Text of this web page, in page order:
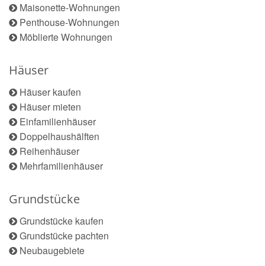
Maisonette-Wohnungen
Penthouse-Wohnungen
Möblierte Wohnungen
Häuser
Häuser kaufen
Häuser mieten
Einfamilienhäuser
Doppelhaushälften
Reihenhäuser
Mehrfamilienhäuser
Grundstücke
Grundstücke kaufen
Grundstücke pachten
Neubaugebiete